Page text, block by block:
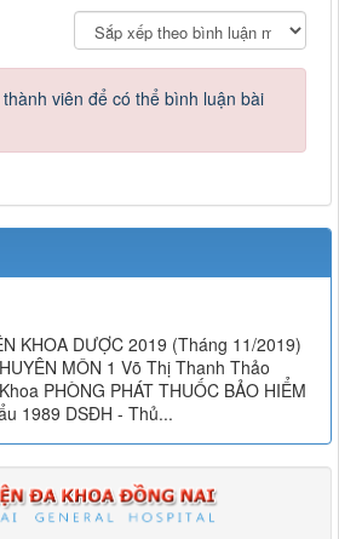
viên để có thể bình luận bài
KHOA DƯỢC 2019 (Tháng 11/2019)
MÔN 1 Võ Thị Thanh Thảo
PHÒNG PHÁT THUỐC BẢO HIỂM
1989 DSĐH - Thủ...